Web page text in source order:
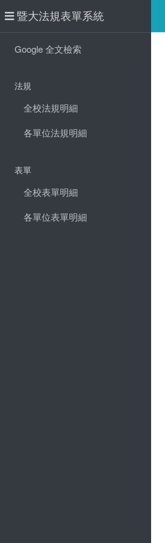
暨大法規表單系統
Google 全文檢索
法規
全校法規明細
各單位法規明細
表單
全校表單明細
各單位表單明細